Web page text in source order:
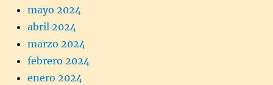
mayo 2024
abril 2024
marzo 2024
febrero 2024
enero 2024